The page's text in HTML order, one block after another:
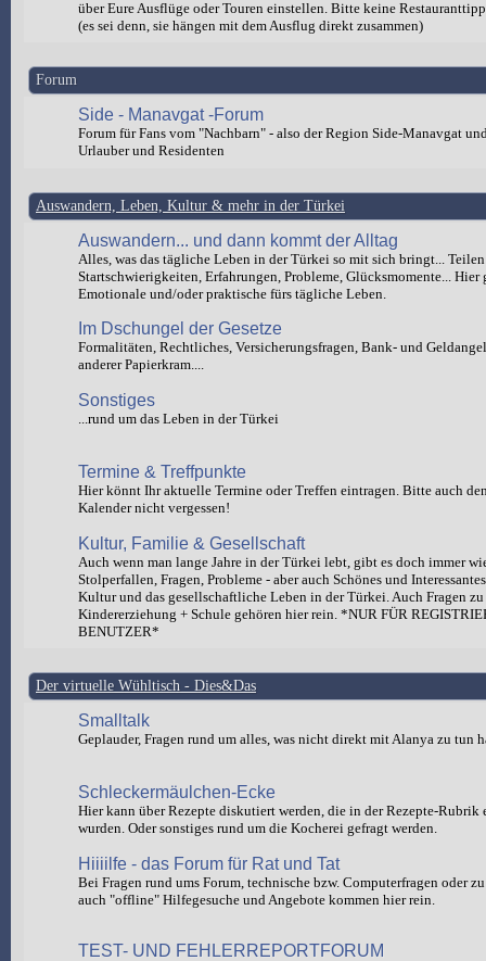
über Eure Ausflüge oder Touren einstellen. Bitte keine
(es sei denn, sie hängen mit dem Ausflug direkt zusammen)
Forum
Side - Manavgat -Forum
Forum für Fans vom "Nachbarn" - also der Region Side-Manavgat
Urlauber und Residenten
Auswandern, Leben, Kultur & mehr in der Türkei
Auswandern... und dann kommt der Alltag
Alles, was das tägliche Leben in der Türkei so mit sich bringt...
Startschwierigkeiten, Erfahrungen, Probleme, Glücksmomente... Hier
Emotionale und/oder praktische fürs tägliche Leben.
Im Dschungel der Gesetze
Formalitäten, Rechtliches, Versicherungsfragen, Bank- und
anderer Papierkram....
Sonstiges
...rund um das Leben in der Türkei
Termine & Treffpunkte
Hier könnt Ihr aktuelle Termine oder Treffen eintragen. Bitte auch
Kalender nicht vergessen!
Kultur, Familie & Gesellschaft
Auch wenn man lange Jahre in der Türkei lebt, gibt es doch immer
Stolperfallen, Fragen, Probleme - aber auch Schönes und
Kultur und das gesellschaftliche Leben in der Türkei. Auch Fragen
Kindererziehung + Schule gehören hier rein. *NUR FÜR
BENUTZER*
Der virtuelle Wühltisch - Dies&Das
Smalltalk
Geplauder, Fragen rund um alles, was nicht direkt mit Alanya zu tun
Schleckermäulchen-Ecke
Hier kann über Rezepte diskutiert werden, die in der Rezepte-Rubrik
wurden. Oder sonstiges rund um die Kocherei gefragt werden.
Hiiiilfe - das Forum für Rat und Tat
Bei Fragen rund ums Forum, technische bzw. Computerfragen oder
auch "offline" Hilfegesuche und Angebote kommen hier rein.
TEST- UND FEHLERREPORTFORUM